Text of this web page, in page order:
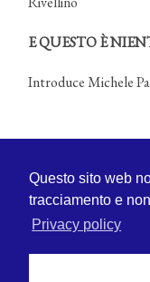
E QUESTO È
Introduce Michele
Questo sito web
tracciamento e
Privacy policy